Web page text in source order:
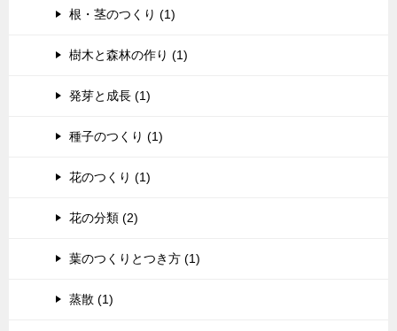
根・茎のつくり (1)
樹木と森林の作り (1)
発芽と成長 (1)
種子のつくり (1)
花のつくり (1)
花の分類 (2)
葉のつくりとつき方 (1)
蒸散 (1)